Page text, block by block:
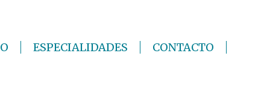
ESPECIALIDADES CONTACTO